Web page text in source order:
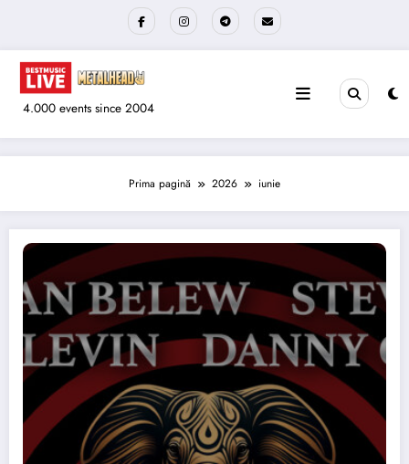
4.000 events since 2004
Prima pagină 2026 iunie